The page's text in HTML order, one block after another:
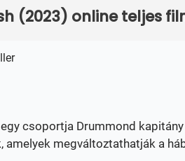
(2023) online teljes
csoportja Drummond
amelyek megváltoztathatják a